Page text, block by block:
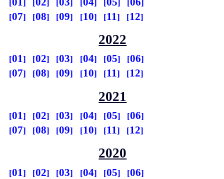
07
08 09 10 11 12
2022
01 02 03 04 05
06
07
08 09 10 11 12
2021
01 02 03 04 05
06
07
08 09 10 11 12
2020
01 02 03 04 05
06